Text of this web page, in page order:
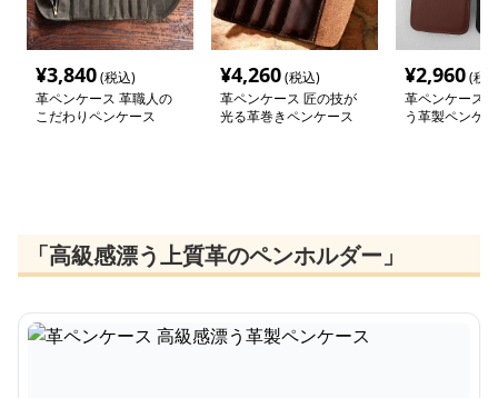
¥3,840(税込)
革ペンケース 革職人の
こだわりペンケース
¥4,260(税込)
革ペンケース 匠の技が
光る革巻きペンケース
¥2,960(税
革ペンケース
う革製ペンケ
「高級感漂う上質革のペンホルダー」